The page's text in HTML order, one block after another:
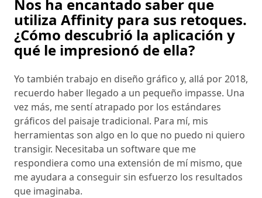
Nos ha encantado saber que
utiliza Affinity para sus retoques.
¿Cómo descubrió la aplicación y
qué le impresionó de ella?
Yo también trabajo en diseño gráfico y, allá por 2018,
recuerdo haber llegado a un pequeño impasse. Una
vez más, me sentí atrapado por los estándares
gráficos del paisaje tradicional. Para mí, mis
herramientas son algo en lo que no puedo ni quiero
transigir. Necesitaba un software que me
respondiera como una extensión de mí mismo, que
me ayudara a conseguir sin esfuerzo los resultados
que imaginaba.